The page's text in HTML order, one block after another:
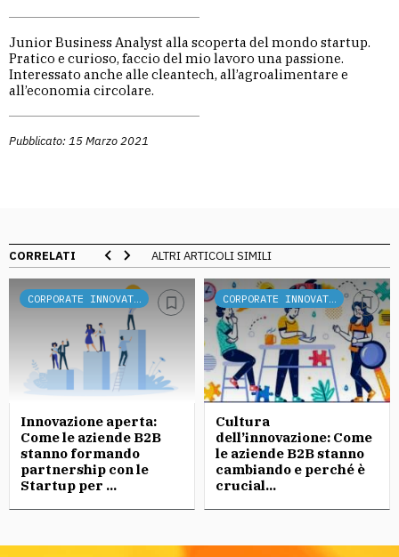
Junior Business Analyst alla scoperta del mondo startup.
Pratico e curioso, faccio del mio lavoro una passione.
Interessato anche alle cleantech, all’agroalimentare e
all’economia circolare.
Pubblicato: 15 Marzo 2021
CORRELATI ALTRI ARTICOLI SIMILI
Innovazione aperta:
Come le aziende B2B
stanno formando
partnership con le
Startup per ...
Cultura
dell’innovazione: Come
le aziende B2B stanno
cambiando e perché è
crucial...